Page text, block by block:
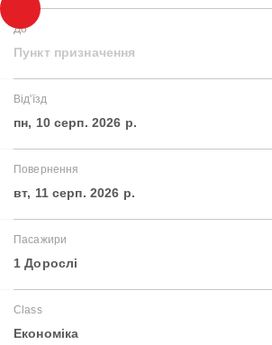
До
Пункт призначення
Від'їзд
пн, 10 серп. 2026 р.
Повернення
вт, 11 серп. 2026 р.
Пасажири
1 Дорослі
Class
Економіка